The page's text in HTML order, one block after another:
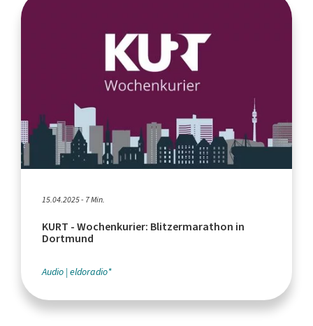
15.04.2025 - 7 Min.
KURT - Wochenkurier: Blitzermarathon in
Dortmund
Audio eldoradio*